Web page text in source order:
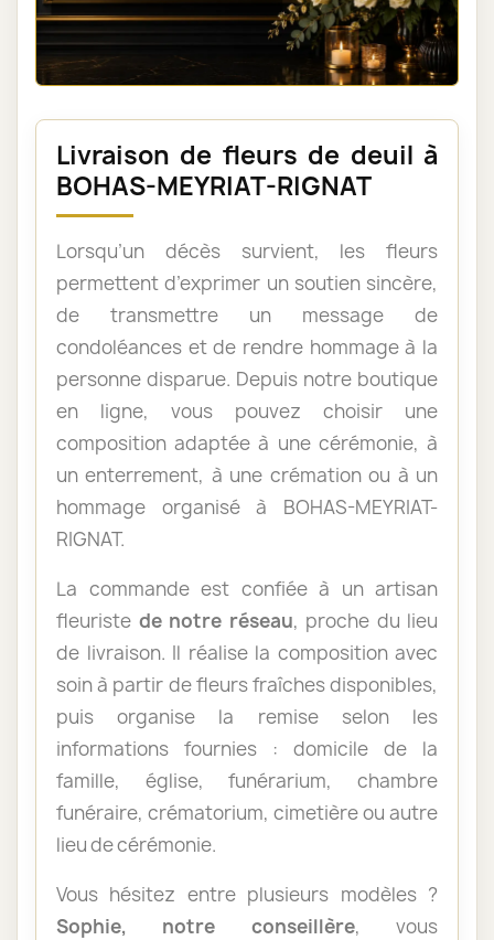
Livraison de fleurs de deuil à
BOHAS-MEYRIAT-RIGNAT
Lorsqu’un décès survient, les fleurs
permettent d’exprimer un soutien sincère,
de transmettre un message de
condoléances et de rendre hommage à la
personne disparue. Depuis notre boutique
en ligne, vous pouvez choisir une
composition adaptée à une cérémonie, à
un enterrement, à une crémation ou à un
hommage organisé à BOHAS-MEYRIAT-
RIGNAT.
La commande est confiée à un artisan
fleuriste de notre réseau, proche du lieu
de livraison. Il réalise la composition avec
soin à partir de fleurs fraîches disponibles,
puis organise la remise selon les
informations fournies : domicile de la
famille, église, funérarium, chambre
funéraire, crématorium, cimetière ou autre
lieu de cérémonie.
Vous hésitez entre plusieurs modèles ?
Sophie, notre conseillère, vous